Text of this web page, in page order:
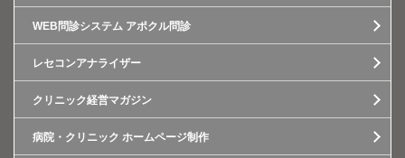
WEB問診システム アポクル問診
レセコンアナライザー
クリニック経営マガジン
病院・クリニック ホームページ制作